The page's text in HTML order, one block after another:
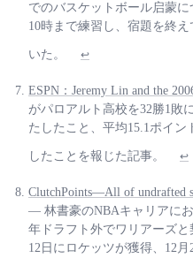
でのバスケットボール启蒙
10時まで練習し、宿題を終
いた。 ↩
ESPN：Jeremy Lin and the
がパロアルト高校を32勝1敗
たしたこと、平均15.1ポイン
したことを報じた記事。 ↩
ClutchPoints—All of undrafted
— 林書豪のNBAキャリアに
年ドラフト外でワリアーズと
12日にロケッツが獲得、12